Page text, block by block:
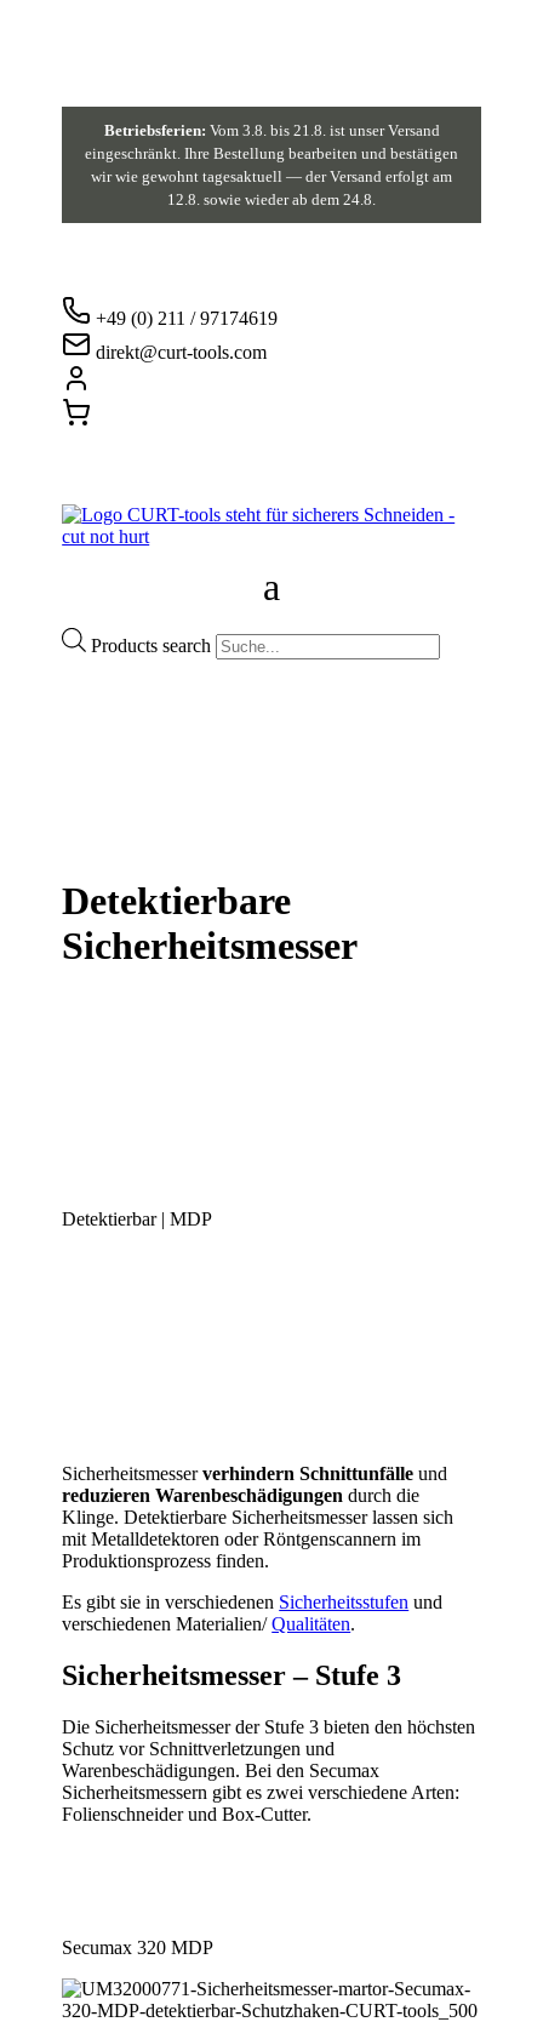
Betriebsferien: Vom 3.8. bis 21.8. ist unser Versand
eingeschränkt. Ihre Bestellung bearbeiten und bestätigen
wir wie gewohnt tagesaktuell — der Versand erfolgt am
12.8. sowie wieder ab dem 24.8.
+49 (0) 211 / 97174619
direkt@curt-tools.com
Products search
Detektierbare
Sicherheitsmesser
Detektierbar | MDP
Sicherheitsmesserverhindern Schnittunfälle und
reduzieren Warenbeschädigungen durch die
Klinge. Detektierbare Sicherheitsmesser lassen sich
mit Metalldetektoren oder Röntgenscannern im
Produktionsprozess finden.
Es gibt sie in verschiedenen Sicherheitsstufen und
verschiedenen Materialien/Qualitäten.
Sicherheitsmesser– Stufe 3
Die Sicherheitsmesser der Stufe 3 bieten den höchsten
Schutz vor Schnittverletzungen und
Warenbeschädigungen. Bei den Secumax
Sicherheitsmessern gibt es zwei verschiedene Arten:
Folienschneider und Box-Cutter.
Secumax 320 MDP